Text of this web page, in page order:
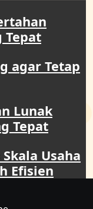
Tepat
agar Tetap
Lunak
Tepat
Usaha
Efisien